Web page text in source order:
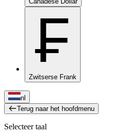
₣
Zwitserse Frank
nl
Terug naar het hoofdmenu
Selecteer taal